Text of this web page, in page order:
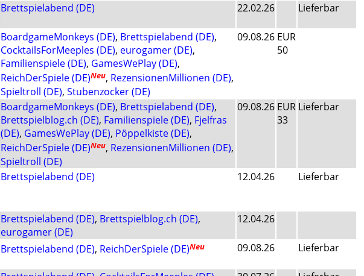
Brettspielabend (DE) 22.02.26 Lieferbar
BoardgameMonkeys (DE), Brettspielabend (DE),
CocktailsForMeeples (DE), eurogamer (DE),
Familienspiele (DE), GamesWePlay (DE),
ReichDerSpiele (DE)Neu, RezensionenMillionen (DE),
Spieltroll (DE), Stubenzocker (DE)
09.08.26 EUR
50
BoardgameMonkeys (DE), Brettspielabend (DE),
Brettspielblog.ch (DE), Familienspiele (DE), Fjelfras
(DE), GamesWePlay (DE), Pöppelkiste (DE),
ReichDerSpiele (DE)Neu, RezensionenMillionen (DE),
Spieltroll (DE)
09.08.26 EUR
33
Lieferbar
Brettspielabend (DE) 12.04.26 Lieferbar
Brettspielabend (DE), Brettspielblog.ch (DE),
eurogamer (DE)
12.04.26
Brettspielabend (DE), ReichDerSpiele (DE)Neu 09.08.26 Lieferbar